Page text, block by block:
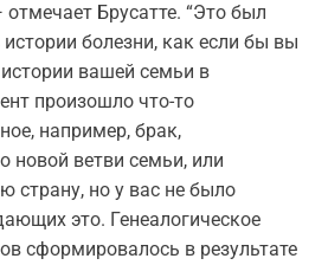
Брусатте. “Это был
болезни, как если бы вы
вашей семьи в
произошло что-то
например, брак,
новой ветви семьи, или
страну, но у вас не было
это. Генеалогическое
сформировалось в результате